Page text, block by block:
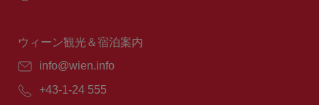
間：
ウィーン観光＆宿泊案内
E
ー
info@wien.info
電
+43-1-24 555